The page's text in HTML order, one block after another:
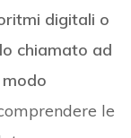
digitali o
chiamato ad
le